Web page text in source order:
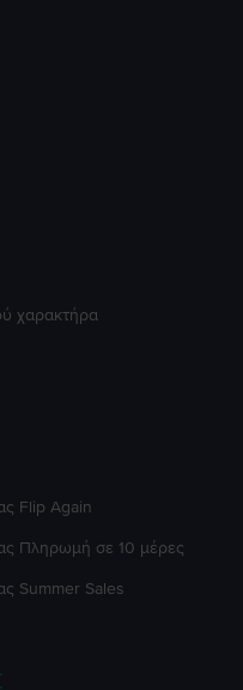
χαρακτήρα
Flip Again
Πληρωμή σε 10 μέρες
Summer Sales